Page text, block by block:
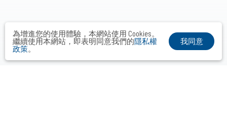
為增進您的使用體驗，本網站使用 Cookies。
繼續使用本網站，即表明同意我們的隱私權
政策。
我同意